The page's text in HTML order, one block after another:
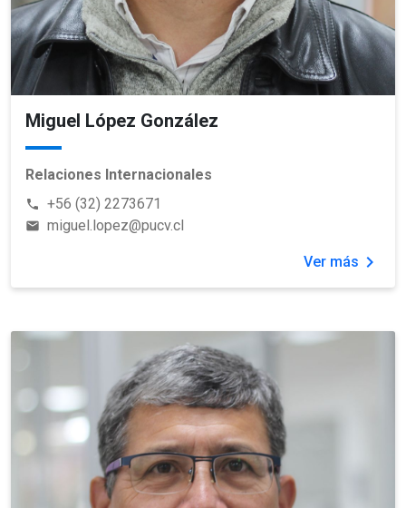
Miguel López González
Relaciones Internacionales
phone +56 (32) 2273671
email miguel.lopez@pucv.cl
Ver más chevron_right